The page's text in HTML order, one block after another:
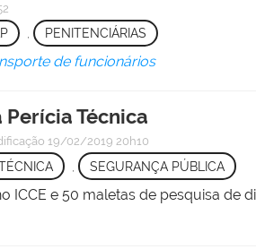
, PENITENCIÁRIAS
de funcionários
Técnica
19/02/2019 20h10
, SEGURANÇA PÚBLICA
e 50 maletas de pesquisa de